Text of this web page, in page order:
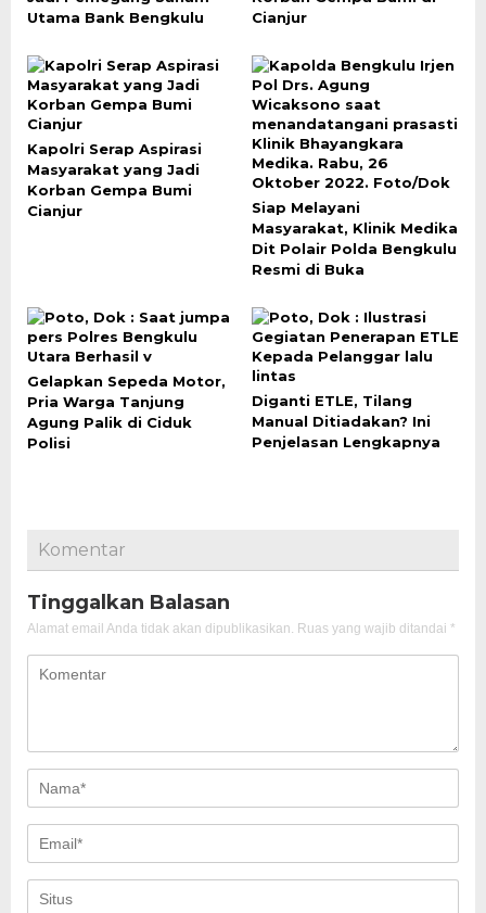
Utama Bank Bengkulu
Cianjur
Kapolri Serap Aspirasi
Masyarakat yang Jadi
Korban Gempa Bumi
Cianjur
Siap Melayani
Masyarakat, Klinik Medika
Dit Polair Polda Bengkulu
Resmi di Buka
Gelapkan Sepeda Motor,
Pria Warga Tanjung
Agung Palik di Ciduk
Polisi
Diganti ETLE, Tilang
Manual Ditiadakan? Ini
Penjelasan Lengkapnya
Komentar
Tinggalkan Balasan
Alamat email Anda tidak akan dipublikasikan. Ruas yang wajib ditandai *